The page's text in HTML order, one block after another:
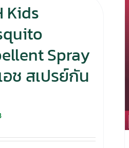
Kids
Spray
อช สเปรย์กัน